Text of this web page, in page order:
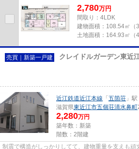
2,780万円
間取り：4LDK
建物面積： 108.54㎡（
土地面積： 164.93㎡（
売買｜新築一戸建 クレイドルガーデン東近
近江鉄道近江本線 「 五箇荘 」
滋賀県東近江市五個荘清水鼻町
2,280万円
築年数：新築
階数：2階建
制震で構造がしっかりしてて、建物重量を支えも頑